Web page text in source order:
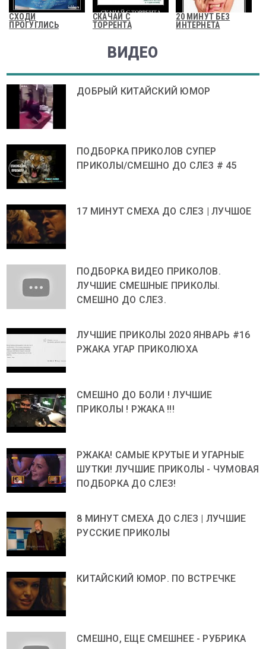
СХОДИ
ПРОГУГЛИСЬ
СКАЧАЙ С
ТОРРЕНТА
20 МИНУТ БЕЗ
ИНТЕРНЕТА
ВИДЕО
ДОБРЫЙ КИТАЙСКИЙ ЮМОР
ПОДБОРКА ПРИКОЛОВ СУПЕР
ПРИКОЛЫ/СМЕШНО ДО СЛЕЗ # 45
17 МИНУТ СМЕХА ДО СЛЕЗ | ЛУЧШОЕ
ПОДБОРКА ВИДЕО ПРИКОЛОВ.
ЛУЧШИЕ СМЕШНЫЕ ПРИКОЛЫ.
СМЕШНО ДО СЛЕЗ.
ЛУЧШИЕ ПРИКОЛЫ 2020 ЯНВАРЬ #16
РЖАКА УГАР ПРИКОЛЮХА
СМЕШНО ДО БОЛИ ! ЛУЧШИЕ
ПРИКОЛЫ ! РЖАКА !!!
РЖАКА! САМЫЕ КРУТЫЕ И УГАРНЫЕ
ШУТКИ! ЛУЧШИЕ ПРИКОЛЫ - ЧУМОВАЯ
ПОДБОРКА ДО СЛЕЗ!
8 МИНУТ СМЕХА ДО СЛЕЗ | ЛУЧШИЕ
РУССКИЕ ПРИКОЛЫ
КИТАЙСКИЙ ЮМОР. ПО ВСТРЕЧКЕ
СМЕШНО, ЕЩЕ СМЕШНЕЕ - РУБРИКА